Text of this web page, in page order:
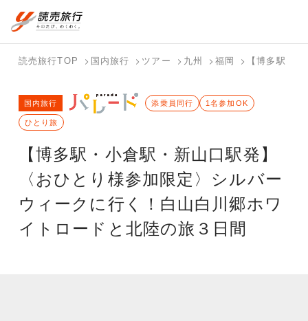
国内旅行トップ
バスツアー
を探す
個人旅行
（ブーケ）を探す
ら探す
探す
す
海外旅行トップ
海外特集か
ら探す
テーマから
探す
す
読売旅行TOP 国内旅行 ツアー 九州 福岡 【博多駅・
【博多駅・小倉駅・新山口駅発】
〈おひとり様参加限定〉シルバー
ウィークに行く！白山白川郷ホワ
イトロードと北陸の旅３日間
国内旅行 添乗員同行 1名参加OK
ひとり旅